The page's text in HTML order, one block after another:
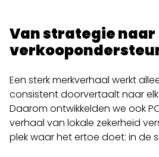
Van strategie naar
Een sterk merkverhaal werkt
consistent doorvertaalt naar
Daarom ontwikkelden we ook
verhaal van lokale zekerheid
plek waar het ertoe doet: in de